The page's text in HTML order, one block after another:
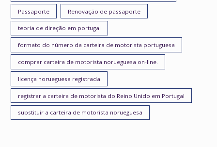
Passaporte Renovação de passaporte
teoria de direção em portugal
formato do número da carteira de motorista portuguesa
comprar carteira de motorista norueguesa on-line.
licença norueguesa registrada
registrar a carteira de motorista do Reino Unido em Portugal
substituir a carteira de motorista norueguesa